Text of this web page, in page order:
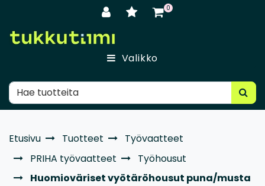
0
Valikko
Etusivu Tuotteet
Työvaatteet
PRIHA työvaatteet
Työhousut
Huomioväriset vyötäröhousut puna/musta